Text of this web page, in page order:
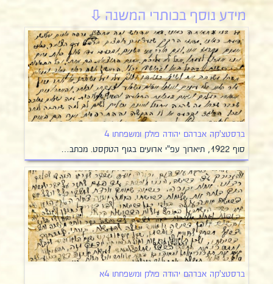
ברסטצ'קה אברהם יהודה פולק ומשפחתו 4
סוף 1922, תיארוך עפ"י ארועים בגוף הטקסט. מכתב…
ברסטצ'קה אברהם יהודה פולק ומשפחתו 4א